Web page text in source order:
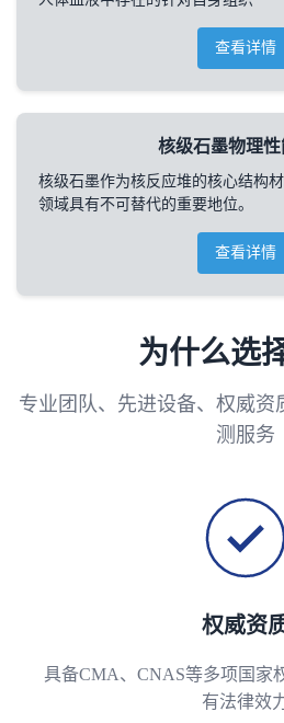
查看详情
核级石墨物理性
核级石墨作为核反应堆的核心结构
领域具有不可替代的重要地位。
查看详情
为什么选
专业团队、先进设备、权威资
测服务
权威资
具备CMA、CNAS等多项国家
有法律效